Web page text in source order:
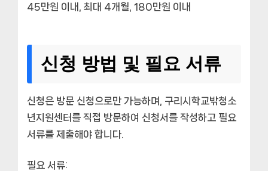
45만원 이내, 최대 4개월, 180만원 이내
신청 방법 및 필요 서류
신청은 방문 신청으로만 가능하며, 구리시학교밖청소
년지원센터를 직접 방문하여 신청서를 작성하고 필요
서류를 제출해야 합니다.
필요 서류: